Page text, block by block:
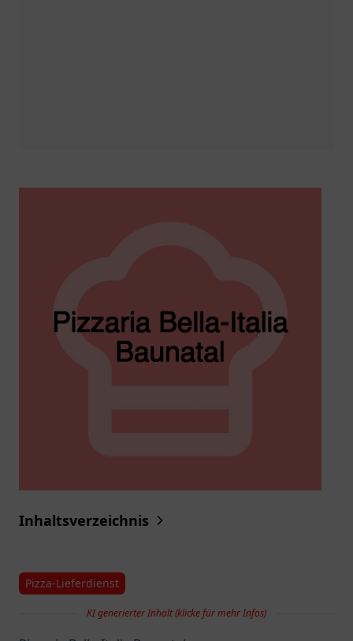
Inhaltsverzeichnis
Pizza-Lieferdienst
KI generierter Inhalt (klicke für mehr Infos)